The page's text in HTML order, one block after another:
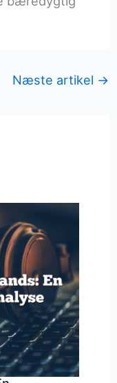
Næste artikel →